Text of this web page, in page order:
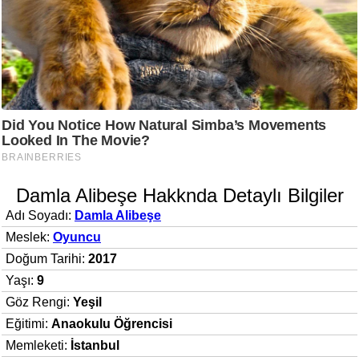
Damla Alibeşe Hakknda Detaylı Bilgiler
Adı Soyadı: Damla Alibeşe
Meslek: Oyuncu
Doğum Tarihi: 2017
Yaşı: 9
Göz Rengi: Yeşil
Eğitimi: Anaokulu Öğrencisi
Memleketi: İstanbul